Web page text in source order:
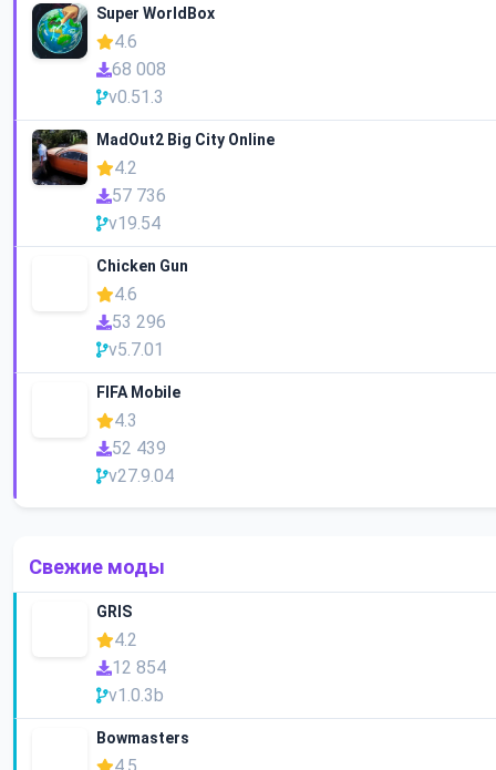
Super WorldBox
4.6
68 008
v0.51.3
MadOut2 Big City Online
4.2
57 736
v19.54
Chicken Gun
4.6
53 296
v5.7.01
FIFA Mobile
4.3
52 439
v27.9.04
Свежие моды
GRIS
4.2
12 854
v1.0.3b
Bowmasters